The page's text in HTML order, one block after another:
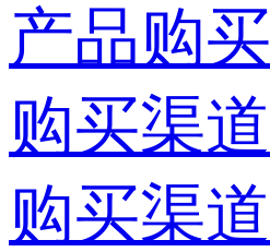
产品购买
购买渠道
购买渠道